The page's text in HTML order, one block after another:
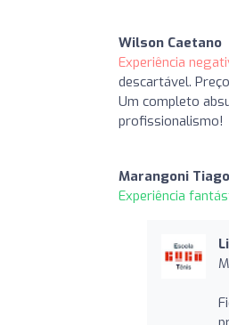
Wilson Caetano
Experiência
descartável.
Um completo
profissionalismo!
Marangoni Tiago
Experiência